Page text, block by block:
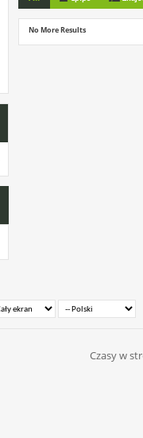
No More Results
Czasy w